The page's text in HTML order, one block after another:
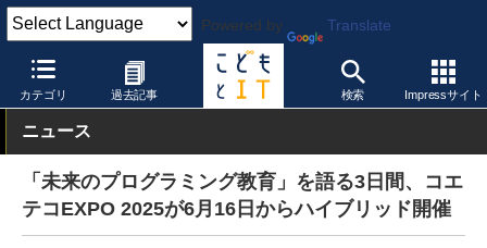
Powered by Translate
カテゴリ 過去記事 検索 Impressサイト
こどもとIT イベント・セミナー
ニュース
「未来のプログラミング教育」を語る3日間、コエ
テコEXPO 2025が6月16日からハイブリッド開催